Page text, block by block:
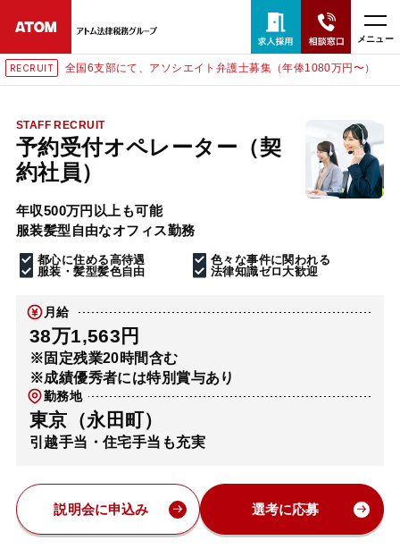
メニュー
全国6支部にて、アソシエイト弁護士募集（年俸1080万円〜）
STAFF RECRUIT
予約受付オペレーター（契
約社員）
年収500万円以上も可能
服装髪型自由なオフィス勤務
都心に住める高待遇
色々な事件に関われる
服装・髪型髪色自由
法律知識ゼロ大歓迎
月給
38万1,563円
※固定残業20時間含む
※成績優秀者には特別賞与あり
勤務地
東京（永田町）
引越手当・住宅手当も充実
説明会に申込み 選考に応募
24時間365日全国対応
無料相談窓口はこちら
電話・LINE・メールで相談予約受付中
ホーム
取扱分野
解決実績
アクセス
弁護士・税理士
費用